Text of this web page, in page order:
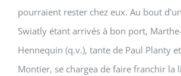
pourraient rester chez eux. Au bout
Swiatly étant arrivés à bon port,
Hennequin (q.v.), tante de Paul Planty
Montier, se chargea de faire franchir la